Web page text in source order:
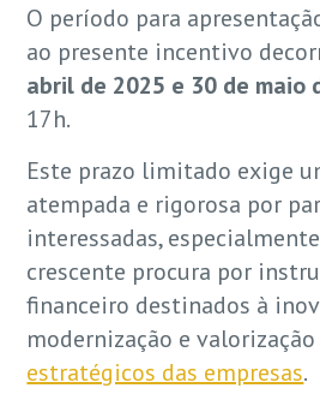
O período para
ao presente incentivo
abril de 2025 e 30 de maio
17h.
Este prazo limitado exige
atempada e rigorosa por
interessadas,
crescente procura por
financeiro destinados à
modernização e valorização
estratégicos das empresas.